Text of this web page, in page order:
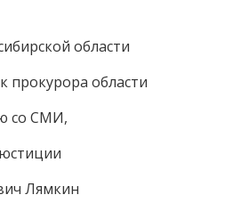
области
области
со СМИ,
Лямкин